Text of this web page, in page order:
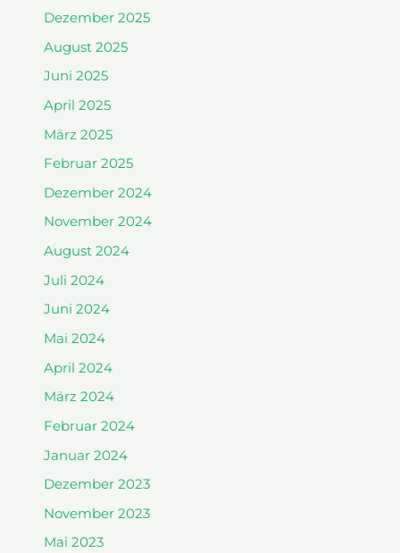
Dezember 2025
August 2025
Juni 2025
April 2025
März 2025
Februar 2025
Dezember 2024
November 2024
August 2024
Juli 2024
Juni 2024
Mai 2024
April 2024
März 2024
Februar 2024
Januar 2024
Dezember 2023
November 2023
Mai 2023